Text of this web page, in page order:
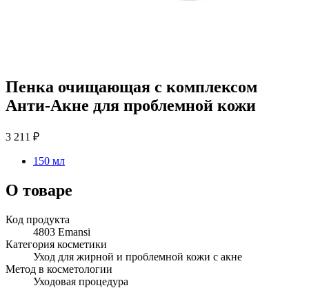
Пенка очищающая с комплексом
Анти-Акне для проблемной кожи
3 211 ₽
150 мл
О товаре
Код продукта
4803 Emansi
Категория косметики
Уход для жирной и проблемной кожи с акне
Метод в косметологии
Уходовая процедура